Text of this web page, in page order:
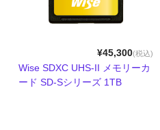
¥45,300(税込)
Wise SDXC UHS-II メモリーカ
ード SD-Sシリーズ 1TB